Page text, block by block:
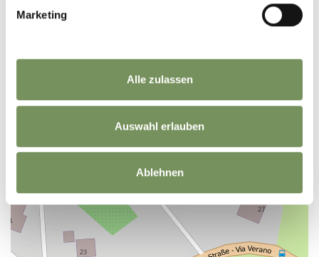
Marketing
Alle zulassen
Auswahl erlauben
Ablehnen
+